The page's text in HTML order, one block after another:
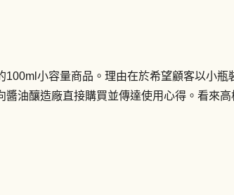
100ml小容量商品。理由在於希望顧客以小
醬油釀造廠直接購買並傳達使用心得。看來